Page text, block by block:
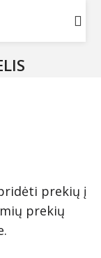
prekių į
prekių